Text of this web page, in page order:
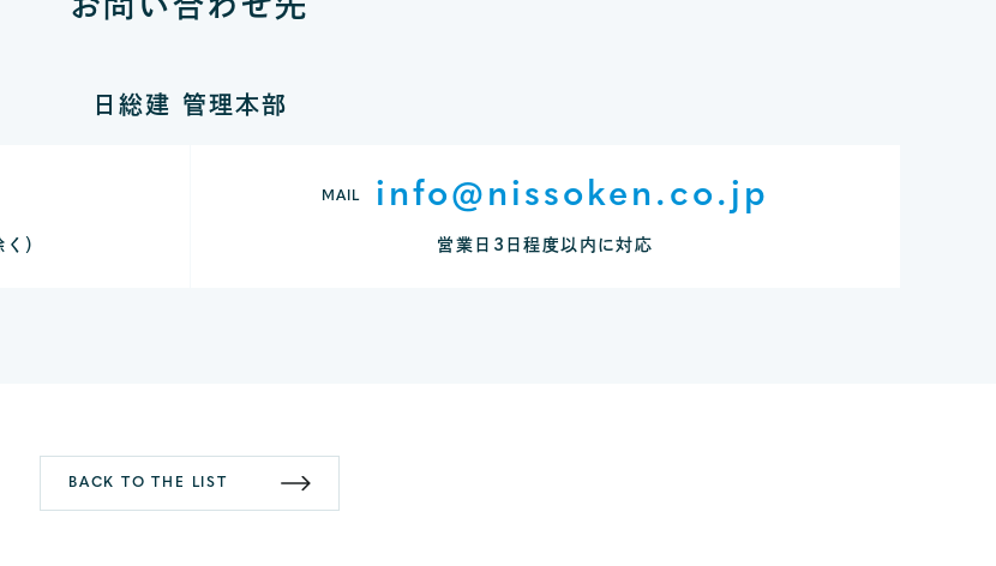
日総建 管理本部
）
MAIL info@nissoken.co.jp
営業日3日程度以内に対応
BACK TO THE LIST